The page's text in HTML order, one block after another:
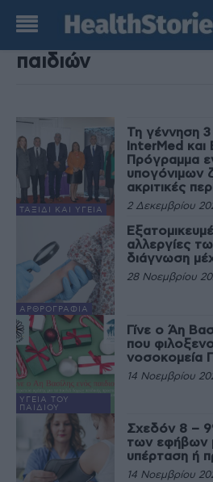
ΑΠΟΤΕΛΕΣΜΑΤΑ
ΤΑΞΊΔΙ ΚΑΙ ΥΓΕΊΑ
Τη γέννηση
InterMed
Πρόγραμμα
υπογόνιμων
ακριτικές
2 Δεκεμβρίου
ΑΡΘΡΟΓΡΑΦΊΑ
αλλεργίες
διάγνωση
28 Νοεμβρίου
ΥΓΕΊΑ ΤΟΥ
ΠΑΙΔΙΟΎ
Γίνε ο Άη
που
νοσοκομεία
14 Νοεμβρίου
Σχεδόν 8 –
των εφήβων
υπέρταση ή
14 Νοεμβρίου